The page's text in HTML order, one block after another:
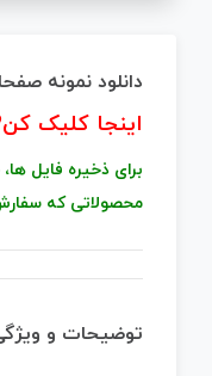
دانلود نمونه
اینجا کلیک کن
برای ذخیره فایل
محصولاتی که
توضیحات و